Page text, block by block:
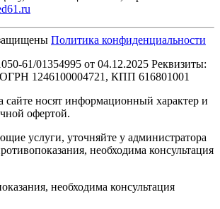
Политика конфиденциальности
61/01354995 от 04.12.2025 Реквизиты:
1246100004721, КПП 616801001
сайте носят информационный характер и
офертой.
услуги, уточняйте у администратора
необходима консультация
необходима консультация